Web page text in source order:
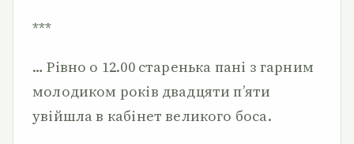
***
… Рівно о 12.00 старенька пані з гарним
молодиком років двадцяти п’яти
увійшла в кабінет великого боса.